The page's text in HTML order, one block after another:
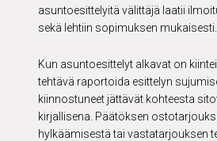
asuntoesittelyitä välittäjä laatii
sekä lehtiin sopimuksen mukaisesti.
Kun asuntoesittelyt alkavat on
tehtävä raportoida esittelyn
kiinnostuneet jättävät kohteesta
kirjallisena. Päätöksen
hylkäämisestä tai vastatarjouksen